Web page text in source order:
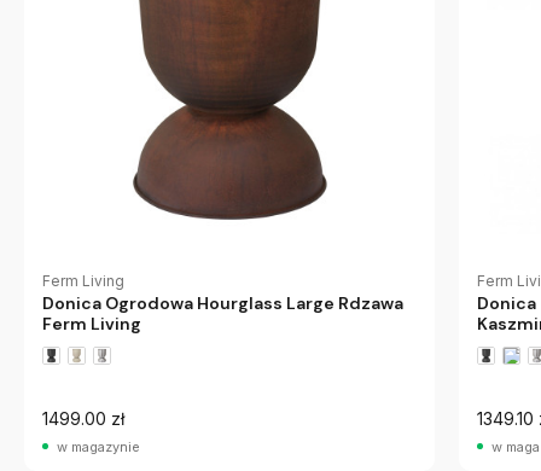
Ferm Living
Donica Ogrodowa Hourglass Large Rdzawa
Ferm Living
1499.00 zł
w magazynie
Ferm
Donica
1349.10
w